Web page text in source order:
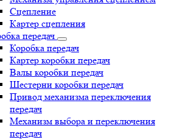
Сцепление
Картер сцепления
передач
Коробка передач
Картер коробки передач
Валы коробки передач
Шестерни коробки передач
Привод механизма переключения
передач
Механизм выбора и переключения
передач